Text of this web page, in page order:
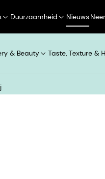
Duurzaamheid Nieuws
& Beauty Taste, Texture &